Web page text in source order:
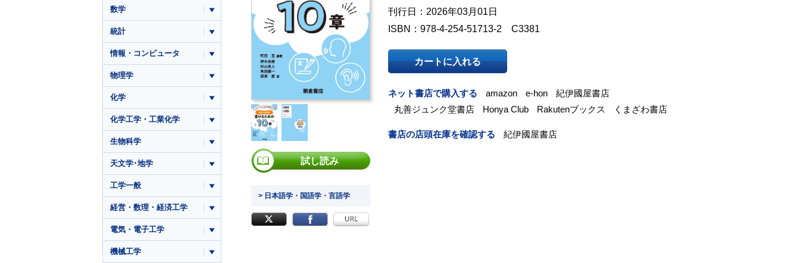
試し読み
> 日本語学・国語学・言語学
刊行日：2026年03月01日
ISBN：978-4-254-51713-2 C3381
カートに入れる
ネット書店で購入する amazon e-hon
紀伊國屋書店
丸善ジュンク堂書店
Honya Club Rakutenブックス くまざわ書店
書店の店頭在庫を確認する 紀伊國屋書店
数学
統計
情報・コンピュータ
物理学
化学
化学工学・工業化学
生物科学
天文学･地学
工学一般
経営・数理・経済工学
電気・電子工学
機械工学